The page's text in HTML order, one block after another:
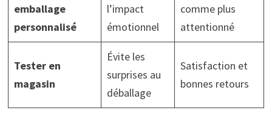
emballage
personnalisé
l’impact
émotionnel
comme plus
attentionné
Tester en
magasin
Évite les
surprises au
déballage
Satisfaction et
bonnes retours